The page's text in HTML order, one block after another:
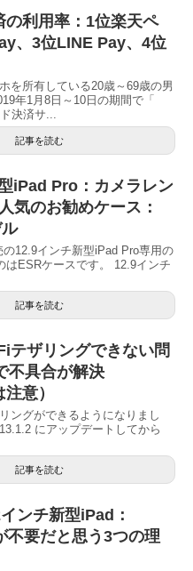
の利用率：1位楽天ペ
、3位LINE Pay、4位
を所有している20歳～69歳の男
年1月8日～10日の期間で「
決済サ...
記事を読む
iPad Pro：カメラレン
気のお勧めケース：
の12.9インチ新型iPad Pro専用の
はESRケースです。 12.9インチ
記事を読む
テザリングできない問
不具合が解決
意）
ングができるようになりまし
にアップデートしてから
記事を読む
ンチ新型iPad：
不要だと思う3つの理